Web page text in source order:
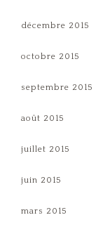
décembre 2015
octobre 2015
septembre 2015
août 2015
juillet 2015
juin 2015
mars 2015